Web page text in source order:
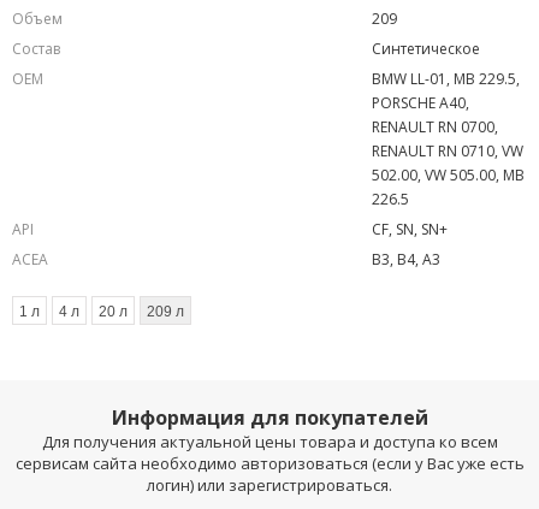
Объем
209
Состав
Синтетическое
OEM
BMW LL-01, MB 229.5,
PORSCHE A40,
RENAULT RN 0700,
RENAULT RN 0710, VW
502.00, VW 505.00, MB
226.5
API
CF, SN, SN+
ACEA
B3, B4, A3
1 л 4 л 20 л 209 л
Информация для покупателей
Для получения актуальной цены товара и доступа ко всем
сервисам сайта необходимо авторизоваться (если у Вас уже есть
логин) или зарегистрироваться.